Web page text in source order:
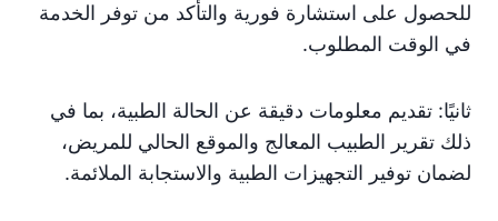
للحصول على استشارة فورية والتأكد من توفر الخدمة
في الوقت المطلوب.
ثانيًا: تقديم معلومات دقيقة عن الحالة الطبية، بما في
ذلك تقرير الطبيب المعالج والموقع الحالي للمريض،
لضمان توفير التجهيزات الطبية والاستجابة الملائمة.